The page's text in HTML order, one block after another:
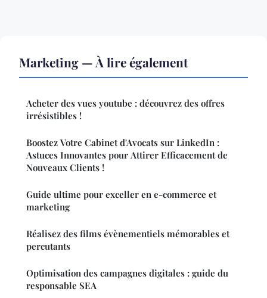
Marketing — À lire également
Acheter des vues youtube : découvrez des offres
irrésistibles !
Boostez Votre Cabinet d'Avocats sur LinkedIn :
Astuces Innovantes pour Attirer Efficacement de
Nouveaux Clients !
Guide ultime pour exceller en e-commerce et
marketing
Réalisez des films évènementiels mémorables et
percutants
Optimisation des campagnes digitales : guide du
responsable SEA